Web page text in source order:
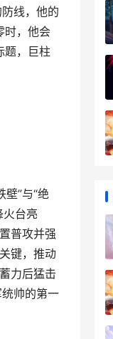
线，他的
时，他会
题，巨柱
”与“绝
火台亮
普攻并强
键，推动
力后猛击
帅的第一